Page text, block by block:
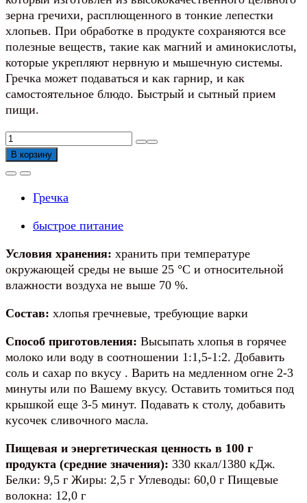
зерна гречихи, расплющенного в тонкие лепестки
хлопьев. При обработке в продукте сохраняются все
полезные веществ, такие как магний и аминокислоты,
которые укрепляют нервную и мышечную системы.
Гречка может подаваться и как гарнир, и как
самостоятельное блюдо. Быстрый и сытный прием
пищи.
Количество
товара
Хлопья
Ясно
В корзину
Гречка
быстрое питание
Условия хранения: хранить при температуре
окружающей среды не выше 25 °С и относительной
влажности воздуха не выше 70 %.
Состав: хлопья гречневые, требующие варки
Способ приготовления: Высыпать хлопья в горячее
молоко или воду в соотношении 1:1,5-1:2. Добавить
соль и сахар по вкусу . Варить на медленном огне 2-3
минуты или по Вашему вкусу. Оставить томиться под
крышкой еще 3-5 минут. Подавать к столу, добавить
кусочек сливочного масла.
Пищевая и энергетическая ценность в 100 г
продукта (средние значения): 330 ккал/1380 кДж.
Белки: 9,5 г Жиры: 2,5 г Углеводы: 60,0 г Пищевые
волокна: 12,0 г